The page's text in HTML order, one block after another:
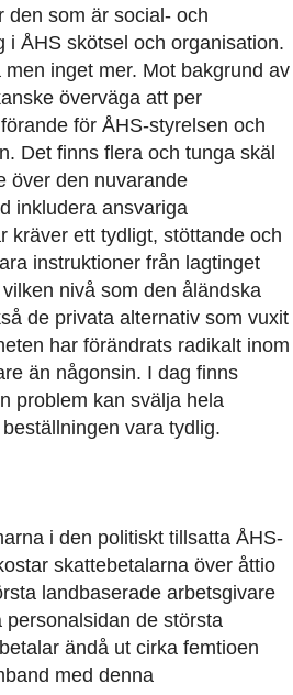
den som är social- och
i ÅHS skötsel och organisation.
inget mer. Mot bakgrund av
överväga att per
för ÅHS-styrelsen och
Det finns flera och tunga skäl
över den nuvarande
inkludera ansvariga
kräver ett tydligt, stöttande och
instruktioner från lagtinget
nivå som den åländska
de privata alternativ som vuxit
har förändrats radikalt inom
än någonsin. I dag finns
problem kan svälja hela
vara tydlig.
i den politiskt tillsatta ÅHS-
skattebetalarna över åttio
landbaserade arbetsgivare
de största
ändå ut cirka femtioen
med denna